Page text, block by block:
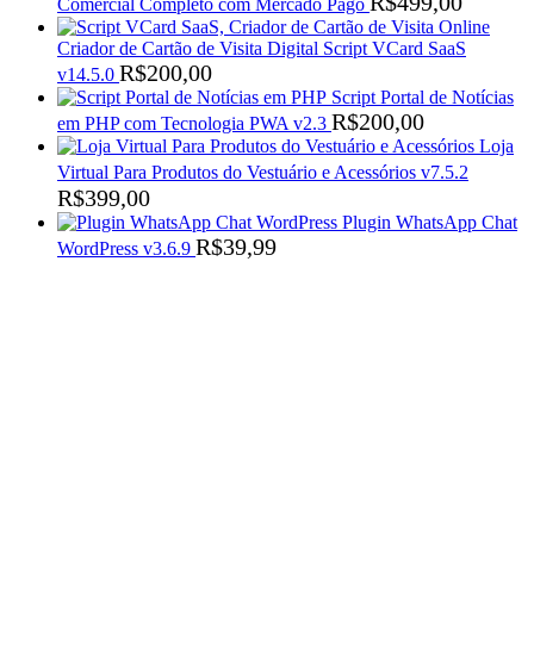
Comercial Completo com Mercado Pago
Criador de Cartão de Visita Digital Script VCard SaaS
v14.5.0 R$200,00
Script Portal de Notícias
em PHP com Tecnologia PWA v2.3 R$200,00
Loja
Virtual Para Produtos do Vestuário e Acessórios v7.5.2
R$399,00
Plugin WhatsApp Chat
WordPress v3.6.9 R$39,99